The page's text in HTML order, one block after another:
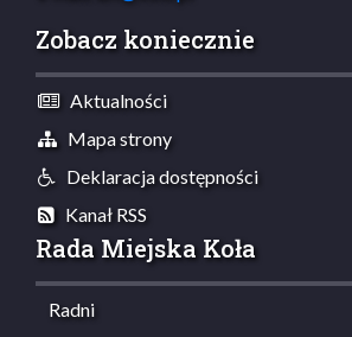
Zobacz koniecznie
Aktualności
Mapa strony
Deklaracja dostępności
Kanał RSS
Rada Miejska Koła
Radni